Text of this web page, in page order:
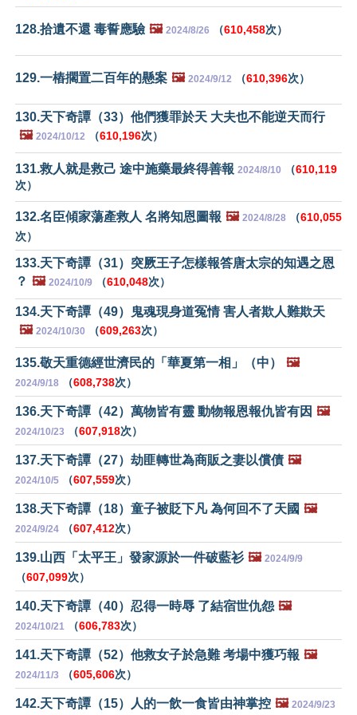
128.拾遺不還 毒誓應驗 🖼️ 2024/8/26 （610,458次）
129.一樁擱置二百年的懸案 🖼️ 2024/9/12 （610,396次）
130.天下奇譚（33）他們獲罪於天 大夫也不能逆天而行
🖼️ 2024/10/12 （610,196次）
131.救人就是救己 途中施藥最終得善報 2024/8/10 （610,119
次）
132.名臣傾家蕩產救人 名將知恩圖報 🖼️ 2024/8/28 （610,055
次）
133.天下奇譚（31）突厥王子怎樣報答唐太宗的知遇之恩
？ 🖼️ 2024/10/9 （610,048次）
134.天下奇譚（49）鬼魂現身道冤情 害人者欺人難欺天
🖼️ 2024/10/30 （609,263次）
135.敬天重德經世濟民的「華夏第一相」（中） 🖼️
2024/9/18 （608,738次）
136.天下奇譚（42）萬物皆有靈 動物報恩報仇皆有因 🖼️
2024/10/23 （607,918次）
137.天下奇譚（27）劫匪轉世為商販之妻以償債 🖼️
2024/10/5 （607,559次）
138.天下奇譚（18）童子被貶下凡 為何回不了天國 🖼️
2024/9/24 （607,412次）
139.山西「太平王」發家源於一件破藍衫 🖼️ 2024/9/9
（607,099次）
140.天下奇譚（40）忍得一時辱 了結宿世仇怨 🖼️
2024/10/21 （606,783次）
141.天下奇譚（52）他救女子於急難 考場中獲巧報 🖼️
2024/11/3 （605,606次）
142.天下奇譚（15）人的一飲一食皆由神掌控 🖼️ 2024/9/23